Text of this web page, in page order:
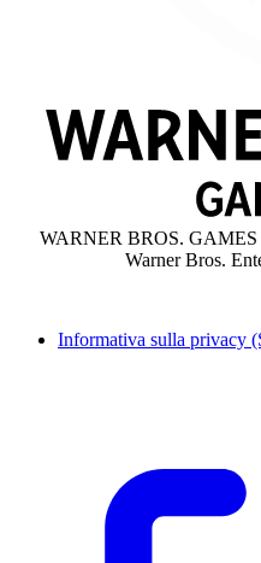
WARNER BROS.
Warner Bros.
Informativa sulla privacy